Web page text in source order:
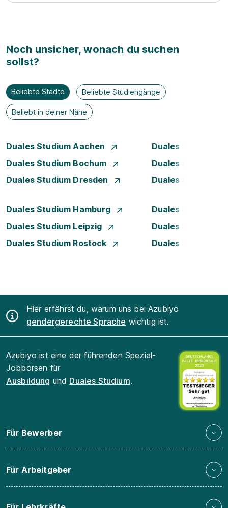
Noch unsicher, wonach du suchen
sollst?
Beliebte Städte Beliebte Studiengänge
Beliebt in deiner Nähe
Duales Studium Aachen
Duales Studium
Duales Studium Bochum
Duales Studium
Duales Studium Dresden
Duales Studium
Duales Studium Hamburg
Duales Studium
Duales Studium Leipzig
Duales Studium
Duales Studium Rostock
Duales Studium
Hier erfährst du, warum uns bei Azubiyo
gendergerechte Sprache wichtig ist.
Azubiyo ist eine der führenden Spezial-
Jobbörsen für
Ausbildung und Duales Studium.
Für Bewerber
Für Arbeitgeber